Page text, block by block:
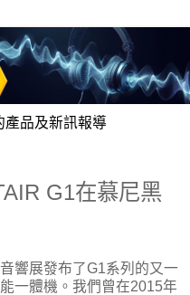
品及新訊報導
G1在慕尼黑
響展發布了G1系列的又一
一體機。我們曾在2015年